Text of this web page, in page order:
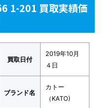
1-201 買取実績価
買取日付
2019年10月
４日
ブランド名
カトー
（KATO)